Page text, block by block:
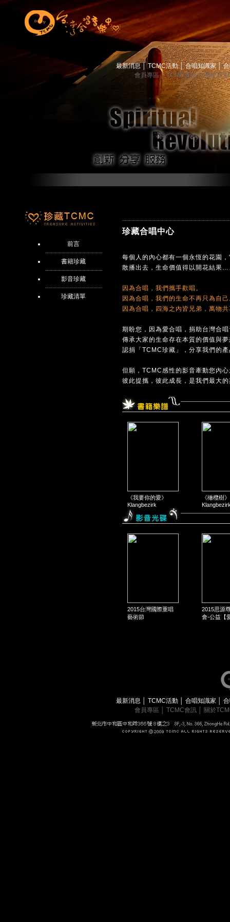
最新消息 TCMC活動│ 合唱知識家│
會員專區│ TCMC會訊│ 關於
前言
書籍珍藏
影音珍藏
珍藏清單
珍藏合唱中心
每個人的內心都有一個永恆的花園
散播出去，生命價值得以開花結果
因為合唱，我們攜手歡唱。
因為合唱，我們的生命不再只為自
因為合唱，四海之內皆兄弟，萬物
期盼您，因為愛合唱，捐助台灣合
傳承大家的生命存在本質的價值與
認捐「TCMC珍藏」，分享我們的
但願，TCMC感性的影音牽動您內
彼此提攜，彼此成長，是我們最
《我要你的愛》
Klangbezirk
《橄欖樹》
2015台灣國際重唱
藝術節
2015思源
會-公益【
最新消息 TCMC活動 合唱知識家
會員專區
TCMC會訊 關於